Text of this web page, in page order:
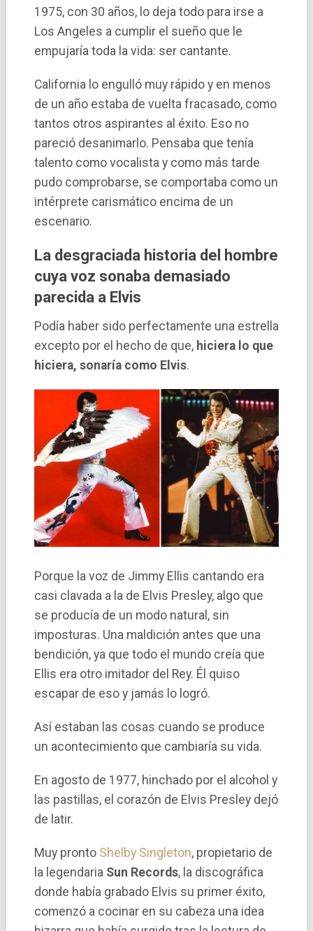
1975, con 30 años, lo deja todo para irse a
Los Angeles a cumplir el sueño que le
empujarí­a toda la vida: ser cantante.
California lo engulló muy rápido y en menos
de un año estaba de vuelta fracasado, como
tantos otros aspirantes al éxito. Eso no
pareció desanimarlo. Pensaba que tení­a
talento como vocalista y como más tarde
pudo comprobarse, se comportaba como un
intérprete carismático encima de un
escenario.
La desgraciada historia del hombre
cuya voz sonaba demasiado
parecida a Elvis
Podí­a haber sido perfectamente una estrella
excepto por el hecho de que, hiciera lo que
hiciera, sonarí­a como Elvis.
Porque la voz de Jimmy Ellis cantando era
casi clavada a la de Elvis Presley, algo que
se producí­a de un modo natural, sin
imposturas. Una maldición antes que una
bendición, ya que todo el mundo creí­a que
Ellis era otro imitador del Rey. Él quiso
escapar de eso y jamás lo logró.
Así­ estaban las cosas cuando se produce
un acontecimiento que cambiarí­a su vida.
En agosto de 1977, hinchado por el alcohol y
las pastillas, el corazón de Elvis Presley dejó
de latir.
Muy pronto Shelby Singleton, propietario de
la legendaria Sun Records, la discográfica
donde habí­a grabado Elvis su primer éxito,
comenzó a cocinar en su cabeza una idea